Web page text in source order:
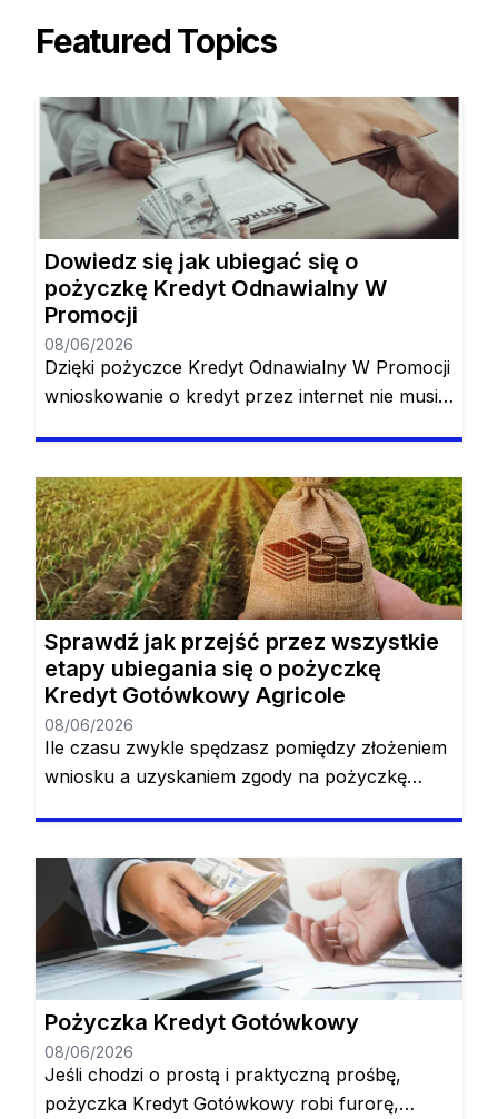
Featured Topics
Dowiedz się jak ubiegać się o
pożyczkę Kredyt Odnawialny W
Promocji
08/06/2026
Dzięki pożyczce Kredyt Odnawialny W Promocji
wnioskowanie o kredyt przez internet nie musi
biurokracją. Najlepszy kredyt odnawialny jest w
zasięgu ręki, a jego złożenie zajmuje zaledwie
kilka minut dnia. To, co było już łatwe, wkrótce
stanie się jeszcze łatwiejsze, […]
Sprawdź jak przejść przez wszystkie
etapy ubiegania się o pożyczkę
Kredyt Gotówkowy Agricole
08/06/2026
Ile czasu zwykle spędzasz pomiędzy złożeniem
wniosku a uzyskaniem zgody na pożyczkę
masz takiego czasu lub po prostu nie lubisz
spędzać tak dużo czasu, pożyczka Kredyt
Gotówkowy Agricole jest dla Ciebie. Dzięki tej
pożyczce od momentu złożenia wniosku do
momentu zatwierdzenia […]
Pożyczka Kredyt Gotówkowy
08/06/2026
Jeśli chodzi o prostą i praktyczną prośbę,
pożyczka Kredyt Gotówkowy robi furorę,